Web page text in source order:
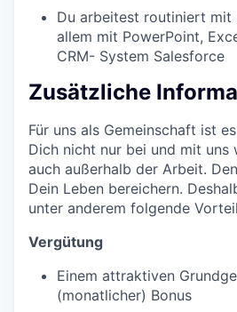
Du arbeitest routiniert mit
allem mit PowerPoint,
CRM- System Salesforce
Zusätzliche
Für uns als Gemeinschaft ist
Dich nicht nur bei und mit uns
auch außerhalb der Arbeit.
Dein Leben bereichern.
unter anderem folgende
Vergütung
Einem attraktiven
(monatlicher) Bonus